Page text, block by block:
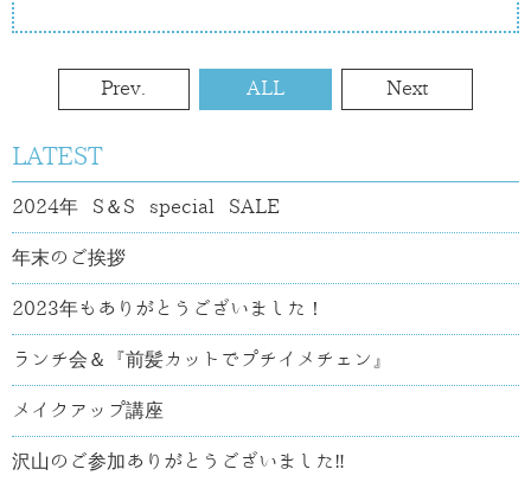
Prev. ALL Next
LATEST
2024年 S＆S special SALE
年末のご挨拶
2023年もありがとうございました！
ランチ会＆『前髪カットでプチイメチェン』
メイクアップ講座
沢山のご参加ありがとうございました‼